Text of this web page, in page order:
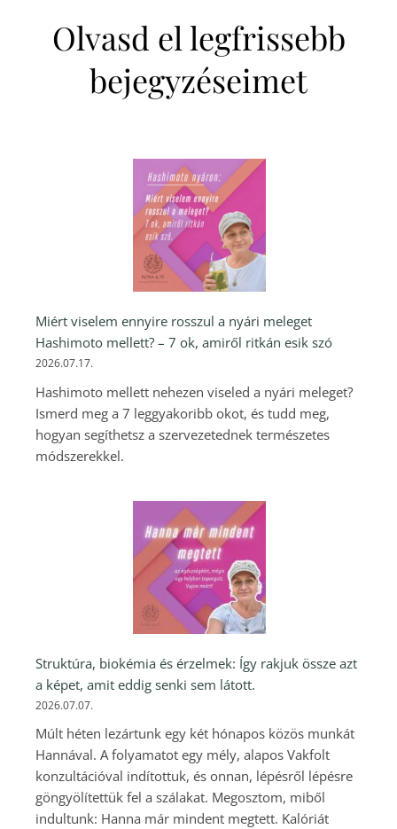
Olvasd el legfrissebb
bejegyzéseimet
Miért viselem ennyire rosszul a nyári meleget
Hashimoto mellett? – 7 ok, amiről ritkán esik szó
2026.07.17.
Hashimoto mellett nehezen viseled a nyári meleget?
Ismerd meg a 7 leggyakoribb okot, és tudd meg,
hogyan segíthetsz a szervezetednek természetes
módszerekkel.
Struktúra, biokémia és érzelmek: Így rakjuk össze azt
a képet, amit eddig senki sem látott.
2026.07.07.
Múlt héten lezártunk egy két hónapos közös munkát
Hannával. A folyamatot egy mély, alapos Vakfolt
konzultációval indítottuk, és onnan, lépésről lépésre
göngyölítettük fel a szálakat. Megosztom, miből
indultunk: Hanna már mindent megtett. Kalóriát